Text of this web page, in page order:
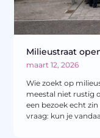
Milieustraat
maart 12, 2026
Wie zoekt op
meestal niet rustig
een bezoek echt
vraag: kun je